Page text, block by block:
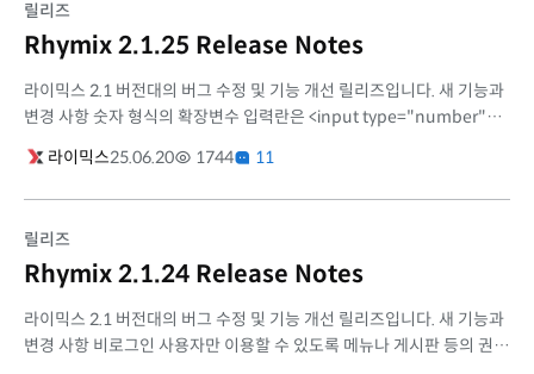
릴리즈
Rhymix 2.1.25 Release Notes
라이믹스 2.1 버전대의 버그 수정 및 기능 개선 릴리즈입니다. 새 기능과
변경 사항 숫자 형식의 확장변수 입력란은 <input type="number">가
하여, <i...
라이믹스25.06.20 1744 11
릴리즈
Rhymix 2.1.24 Release Notes
라이믹스 2.1 버전대의 버그 수정 및 기능 개선 릴리즈입니다. 새 기능과
변경 사항 비로그인 사용자만 이용할 수 있도록 메뉴나 게시판 등의 권한